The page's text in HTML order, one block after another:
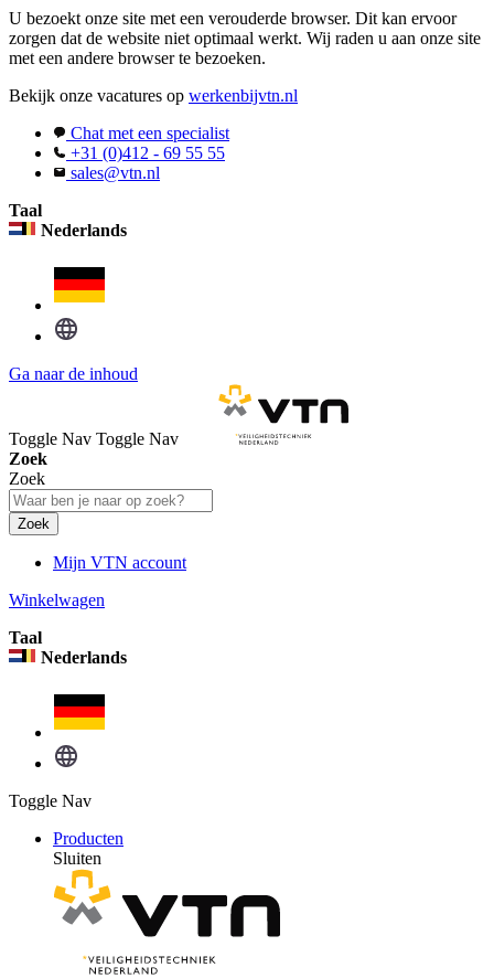
U bezoekt onze site met een verouderde browser. Dit kan ervoor
zorgen dat de website niet optimaal werkt. Wij raden u aan onze site
met een andere browser te bezoeken.
Bekijk onze vacatures op werkenbijvtn.nl
Chat met een specialist
+31 (0)412 - 69 55 55
sales@vtn.nl
Taal
Nederlands
Ga naar de inhoud
Toggle Nav Toggle Nav
Zoek
Zoek
Zoek
Mijn VTN account
Winkelwagen
Taal
Nederlands
Toggle Nav
Producten
Sluiten